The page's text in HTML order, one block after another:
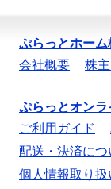
ぷらっとホーム
会社概要
株
ぷらっとオンラ
ご利用ガイド
配送・決済につ
個人情報取り扱